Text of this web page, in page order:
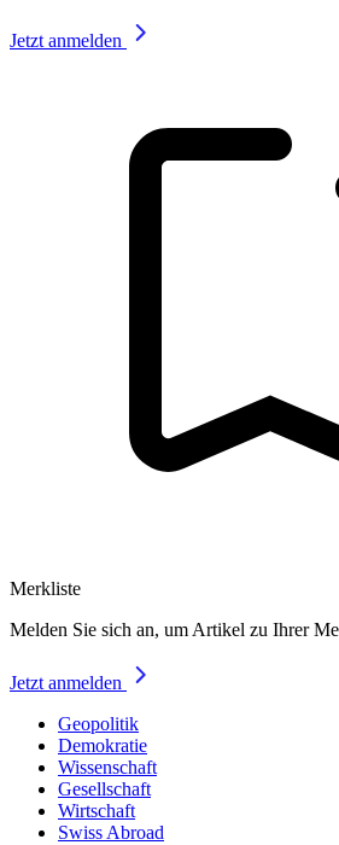
Jetzt anmelden
Merkliste
Melden Sie sich an, um Artikel zu Ihrer
Jetzt anmelden
Geopolitik
Demokratie
Wissenschaft
Gesellschaft
Wirtschaft
Swiss Abroad